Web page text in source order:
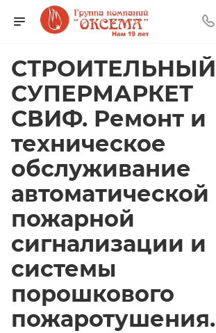
СТРОИТЕЛЬНЫЙ
СУПЕРМАРКЕТ
СВИФ. Ремонт и
техническое
обслуживание
автоматической
пожарной
сигнализации и
системы
порошкового
пожаротушения.